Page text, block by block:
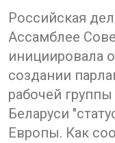
Российская
Ассамблее
инициировала
создании
рабочей
Беларуси
Европы. Как